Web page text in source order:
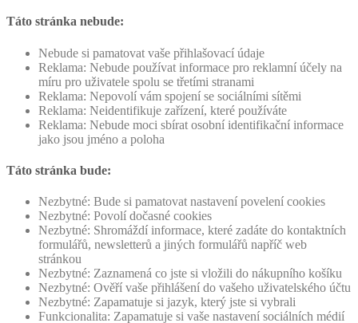
Táto stránka nebude:
Nebude si pamatovat vaše přihlašovací údaje
Reklama: Nebude používat informace pro reklamní účely na
míru pro uživatele spolu se třetími stranami
Reklama: Nepovolí vám spojení se sociálními sítěmi
Reklama: Neidentifikuje zařízení, které používáte
Reklama: Nebude moci sbírat osobní identifikační informace
jako jsou jméno a poloha
Táto stránka bude:
Nezbytné: Bude si pamatovat nastavení povelení cookies
Nezbytné: Povolí dočasné cookies
Nezbytné: Shromáždí informace, které zadáte do kontaktních
formulářů, newsletterů a jiných formulářů napříč web
stránkou
Nezbytné: Zaznamená co jste si vložili do nákupního košíku
Nezbytné: Ověří vaše přihlášení do vašeho uživatelského účtu
Nezbytné: Zapamatuje si jazyk, který jste si vybrali
Funkcionalita: Zapamatuje si vaše nastavení sociálních médií